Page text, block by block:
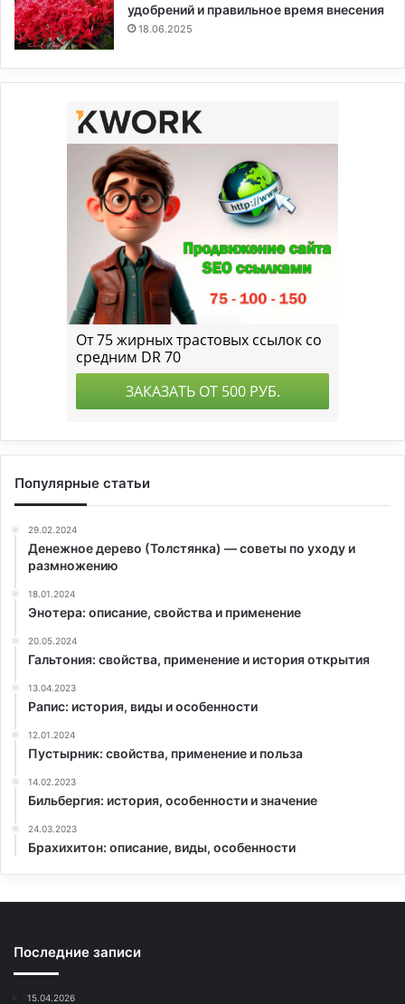
удобрений и правильное время внесения
18.06.2025
Популярные статьи
29.02.2024
Денежное дерево (Толстянка) — советы по уходу и
размножению
18.01.2024
Энотера: описание, свойства и применение
20.05.2024
Гальтония: свойства, применение и история открытия
13.04.2023
Рапис: история, виды и особенности
12.01.2024
Пустырник: свойства, применение и польза
14.02.2023
Бильбергия: история, особенности и значение
24.03.2023
Брахихитон: описание, виды, особенности
Последние записи
15.04.2026